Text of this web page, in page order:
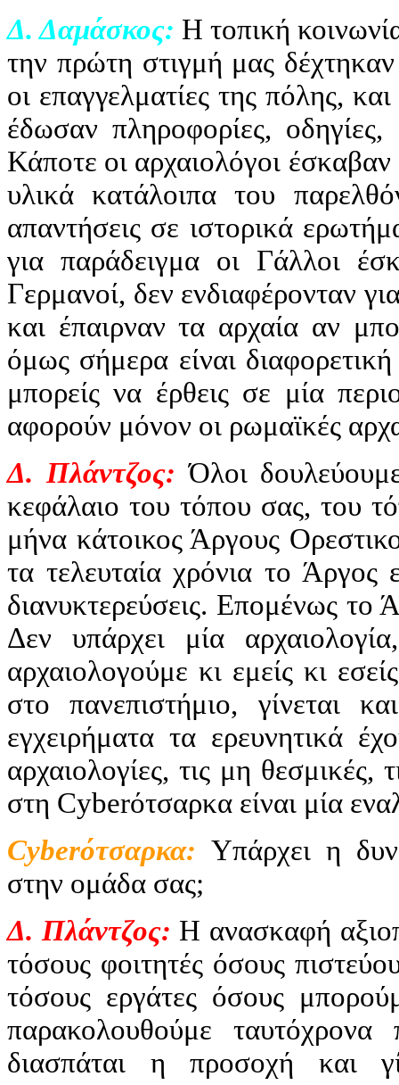
Δ. Δαμάσκος: Η τοπική
την πρώτη στιγμή μας
οι επαγγελματίες της πόλης,
έδωσαν πληροφορίες,
Κάποτε οι αρχαιολόγοι
υλικά κατάλοιπα του
απαντήσεις σε ιστορικά
για παράδειγμα οι Γάλλοι
Γερμανοί, δεν ενδιαφέρονταν
και έπαιρναν τα αρχαία αν
όμως σήμερα είναι
μπορείς να έρθεις σε μία
αφορούν μόνον οι ρωμαϊκές
Δ. Πλάντζος: Όλοι
κεφάλαιο του τόπου σας, του
μήνα κάτοικος Άργους
τα τελευταία χρόνια το Άργος
διανυκτερεύσεις. Επομένως το
Δεν υπάρχει μία
αρχαιολογούμε κι εμείς κι
στο πανεπιστήμιο, γίνεται
εγχειρήματα τα ερευνητικά
αρχαιολογίες, τις μη
στη Cyberότσαρκα είναι μία
Cyberότσαρκα: Υπάρχει η
στην ομάδα σας;
Δ. Πλάντζος: Η ανασκαφή
τόσους φοιτητές όσους
τόσους εργάτες όσους
παρακολουθούμε ταυτόχρονα
διασπάται η προσοχή και